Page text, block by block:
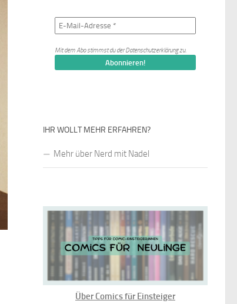
Mit dem Abo stimmst du derDatenschutzerklärungzu.
IHR WOLLT MEHR ERFAHREN?
Mehr über Nerd mit Nadel
Über Comics für Einsteiger